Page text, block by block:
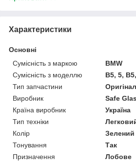
Характеристики
Основні
Сумісність з маркою
BMW
Сумісність з моделлю
B5, 5,
Тип запчастини
Оригінал
Виробник
Safe
Країна виробник
Україна
Тип техніки
Колір
Зелений
Тонування
Так
Призначення
Лобове